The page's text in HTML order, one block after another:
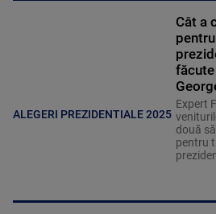
ALEGERI PREZIDENTIALE 2025
Cât a
făcute
Expert
două
pentru